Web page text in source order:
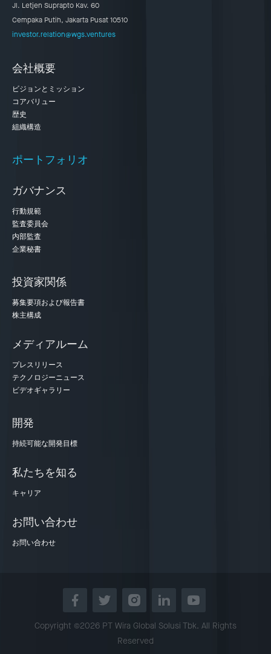
Jl. Letjen Suprapto Kav. 60
Cempaka Putih, Jakarta Pusat 10510
investor.relation@wgs.ventures
会社概要
ビジョンとミッション
コアバリュー
歴史
組織構造
ポートフォリオ
ガバナンス
行動規範
監査委員会
内部監査
企業秘書
投資家関係
募集要項および報告書
株主構成
メディアルーム
プレスリリース
テクノロジーニュース
ビデオギャラリー
開発
持続可能な開発目標
私たちを知る
キャリア
お問い合わせ
お問い合わせ
Copyright ©2026 PT Wira Global Solusi Tbk. All Rights
Reserved